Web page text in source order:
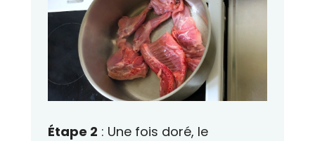
Étape 2 : Une fois doré, le